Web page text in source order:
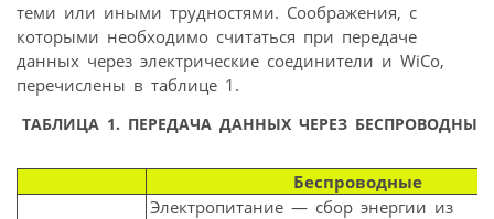
теми или иными трудностями. Соображения, с
которыми необходимо считаться при передаче
данных через электрические соединители и WiCo,
перечислены в таблице 1.
ТАБЛИЦА 1. ПЕРЕДАЧА ДАННЫХ ЧЕРЕЗ
Беспроводные
Электропитание — сбор энергии из